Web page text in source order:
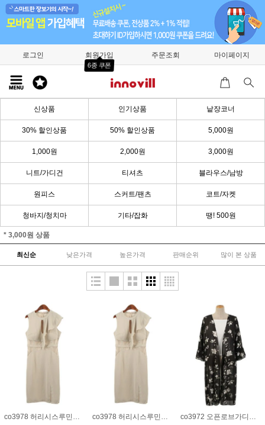
로그인 회원가입
6종 쿠폰
주문조회 마이페이지
신상품 인기상품 낱장코너
30% 할인상품 50% 할인상품 5,000원
1,000원 2,000원 3,000원
니트/가디건 티셔츠 블라우스/남방
원피스 스커트/팬츠 코트/자켓
청바지/청치마 기타/잡화 땡! 500원
* 3,000원 상품
최신순 낮은가격 높은가격 판매순위 많이 본 상품
co3978 허리시스루민소매뒷지퍼원피스_베이지66
co3978 허리시스루민소매뒷지퍼원피스_베이지55
co3972 오픈로브가디건_블랙